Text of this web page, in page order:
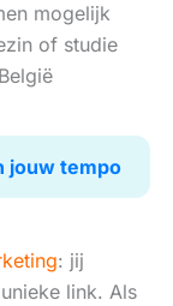
mogelijk
of studie
jouw tempo
: jij
link. Als